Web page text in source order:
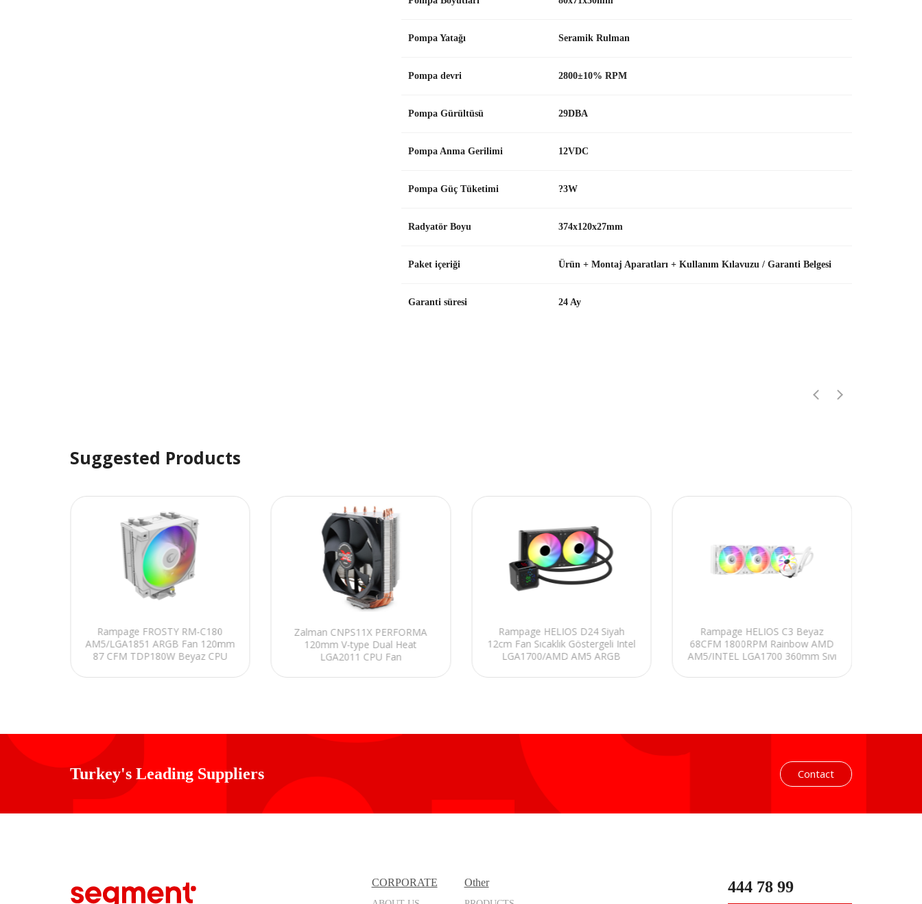
Pompa Yatağı Seramik Rulman
Pompa devri 2800±10% RPM
Pompa Gürültüsü 29DBA
Pompa Anma Gerilimi 12VDC
Pompa Güç Tüketimi ?3W
Radyatör Boyu 374x120x27mm
Paket içeriği Ürün + Montaj Aparatları + Kullanım Kılavuzu / Garanti Belgesi
Garanti süresi 24 Ay
Suggested Products
Rampage FROSTY RM-C180
AM5/LGA1851 ARGB Fan 120mm
87 CFM TDP180W Beyaz CPU
Zalman CNPS11X PERFORMA
120mm V-type Dual Heat
LGA2011 CPU Fan
Rampage HELIOS D24 Siyah
12cm Fan Sıcaklık Göstergeli Intel
LGA1700/AMD AM5 ARGB
Rampage HELIOS C3 Beyaz
68CFM 1800RPM Rainbow AMD
AM5/INTEL LGA1700 360mm Sıvı
Turkey's Leading Suppliers Contact
CORPORATE Other 444 78 99